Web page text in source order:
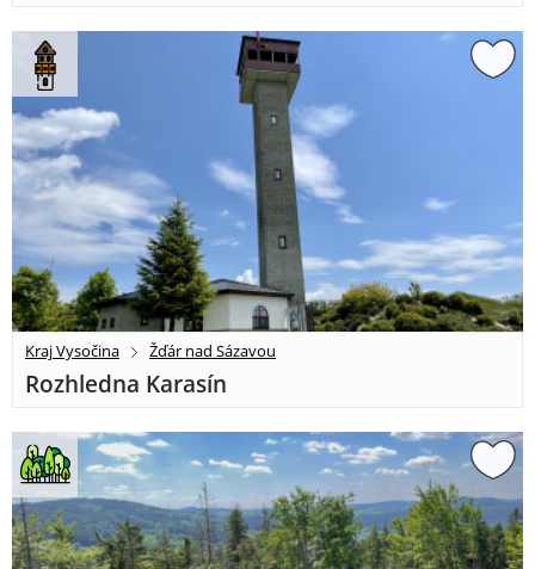
Kraj Vysočina Žďár nad Sázavou
Rozhledna Karasín